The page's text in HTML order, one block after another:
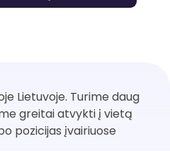
Lietuvoje. Turime daug
greitai atvykti į vietą
pozicijas įvairiuose